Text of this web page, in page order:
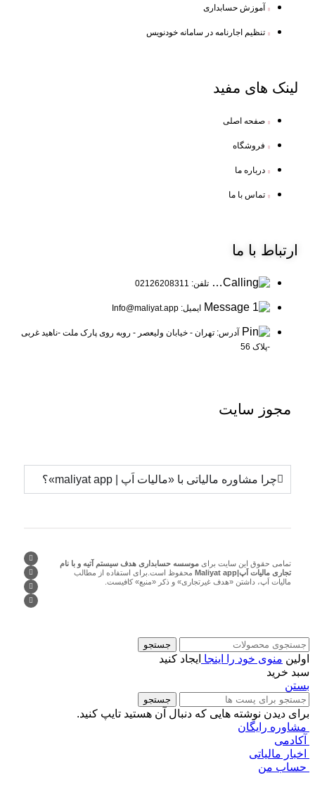
آموزش حسابداری
تنظیم اجارنامه در سامانه خودنویس
لینک های مفید
صفحه اصلی
فروشگاه
درباره ما
تماس با ما
ارتباط با ما
تلفن: 02126208311
ایمیل: Info@maliyat.app
آدرس: تهران - خیابان ولیعصر - روبه روی پارک ملت -ناهید غربی
-پلاک 56
مجوز سایت
چرا مشاوره مالیاتی با «مالیات اَپ | maliyat app»؟
تمامی حقوق این سایت برای موسسه حسابداری هدف سیستم آتیه و با نام
تجاری مالیات اَپ|Maliyat app
محفوظ است.برای استفاده از مطالب
مالیات اَپ، داشتن «هدف غیرتجاری» و ذکر «منبع» کافیست.
جستجو
اولین منوی خود را اینجا ایجاد کنید
سبد خرید
بستن
جستجو
برای دیدن نوشته هایی که دنبال آن هستید تایپ کنید.
مشاوره رایگان
آکادمی
اخبار مالیاتی
حساب من